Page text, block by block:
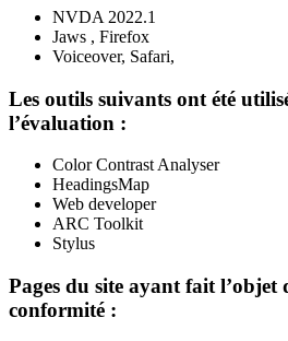
NVDA 2022.1
Jaws , Firefox
Voiceover, Safari,
Les outils suivants ont été
l’évaluation :
Color Contrast Analyser
HeadingsMap​
Web developer​
ARC Toolkit
Stylus
Pages du site ayant fait l’objet
conformité :